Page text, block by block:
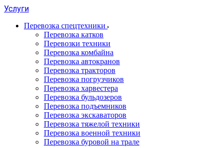
Услуги
Перевозка спецтехники
Перевозка катков
Перевозки техники
Перевозка комбайна
Перевозка автокранов
Перевозка тракторов
Перевозка погрузчиков
Перевозка харвестера
Перевозка бульдозеров
Перевозка подъемников
Перевозка экскаваторов
Перевозка тяжелой техники
Перевозка военной техники
Перевозка буровой на трале